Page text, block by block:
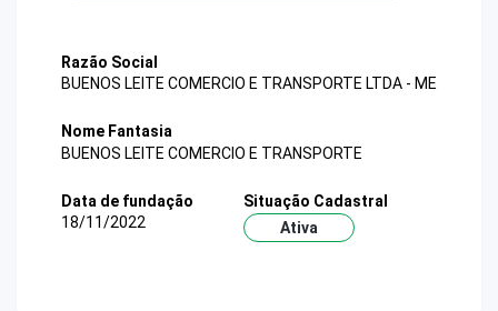
Razão Social
BUENOS LEITE COMERCIO E TRANSPORTE LTDA - ME
Nome Fantasia
BUENOS LEITE COMERCIO E TRANSPORTE
Data de fundação
18/11/2022
Situação Cadastral
Ativa